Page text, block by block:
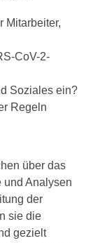
Mitarbeiter,
CoV-2-
Soziales ein?
Regeln
über das
und Analysen
der
sie die
gezielt